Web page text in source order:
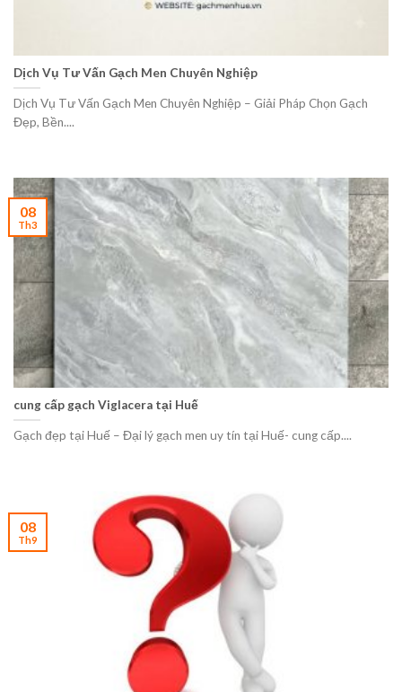
Dịch Vụ Tư Vấn Gạch Men Chuyên Nghiệp
Dịch Vụ Tư Vấn Gạch Men Chuyên Nghiệp – Giải Pháp Chọn Gạch
Đẹp, Bền....
cung cấp gạch Viglacera tại Huế
Gạch đẹp tại Huế – Đại lý gạch men uy tín tại Huế- cung cấp....
08
Th3
08
Th9